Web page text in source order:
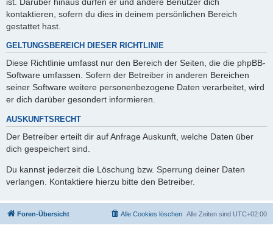
kontaktieren, sofern du dies in deinem persönlichen Bereich
gestattet hast.
GELTUNGSBEREICH DIESER RICHTLINIE
Diese Richtlinie umfasst nur den Bereich der Seiten, die die phpBB-
Software umfassen. Sofern der Betreiber in anderen Bereichen
seiner Software weitere personenbezogene Daten verarbeitet, wird
er dich darüber gesondert informieren.
AUSKUNFTSRECHT
Der Betreiber erteilt dir auf Anfrage Auskunft, welche Daten über
dich gespeichert sind.
Du kannst jederzeit die Löschung bzw. Sperrung deiner Daten
verlangen. Kontaktiere hierzu bitte den Betreiber.
Foren-Übersicht Alle Zeiten sind UTC+02:00
Alle Cookies löschen